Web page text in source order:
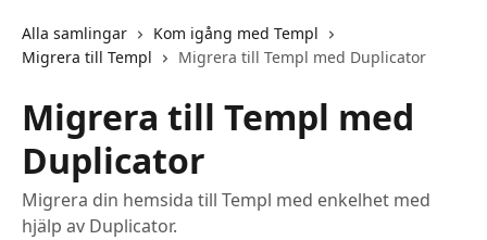
Alla samlingar
Kom igång med Templ
Migrera till Templ
Migrera till Templ med Duplicator
Migrera till Templ med
Duplicator
Migrera din hemsida till Templ med enkelhet med
hjälp av Duplicator.